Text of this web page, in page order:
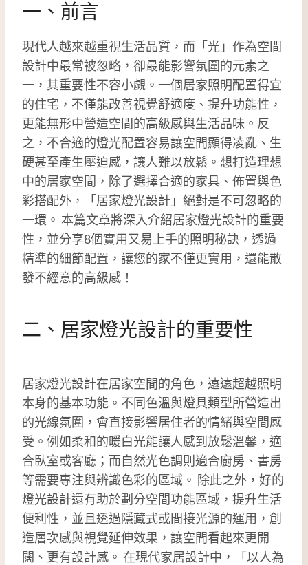
一、前言
現代人越來越重視生活品質，而「光」作為空間
設計中最常被忽略，卻最能影響氛圍的元素之
一，其重要性不容小覷。一個居家照明配置得宜
的住宅，不僅能改善視覺舒適度、提升功能性，
更能無形中營造空間的高級感與生活品味。反
之，不合適的燈光配置容易讓空間顯得凌亂、生
硬甚至產生壓迫感，讓人難以放鬆。想打造理想
中的居家空間，除了選擇合適的家具、佈置與色
彩搭配外，「居家燈光設計」絕對是不可忽略的
一環。 本篇文章將深入介紹居家燈光設計的重要
性，並分享8個實用又易上手的照明秘訣，透過
精準的細節配置，讓您的家不僅更實用，還能散
發不經意的高級感！
二、居家燈光設計的重要性
居家燈光設計在居家空間的角色，遠遠超越照明
本身的基本功能。不同色溫與燈具類型所營造出
的光線氛圍，會直接影響居住者的情緒與空間感
受。例如柔和的暖白光能讓人感到放鬆溫馨，適
合臥室或客廳；而自然光色調則適合廚房、書房
等需要專注與辨識色彩的區域。 除此之外，好的
燈光設計還有助於劃分空間功能區域，提升生活
便利性，並且透過隱藏式或間接光源的運用，創
造層次感與視覺延伸效果，讓空間看起來更開
闊、更有設計感。 在現代家居設計中，「以人為